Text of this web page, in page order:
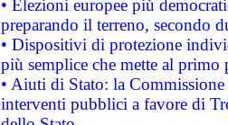
• Elezioni europee più
preparando il terreno, secondo
• Dispositivi di protezione
più semplice che mette al primo
• Aiuti di Stato: la
interventi pubblici a favore di